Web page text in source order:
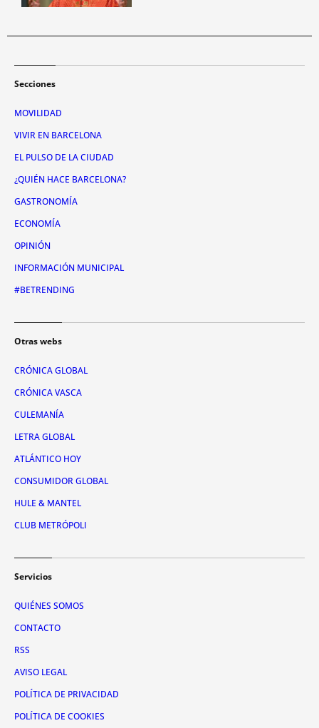
Secciones
MOVILIDAD
VIVIR EN BARCELONA
EL PULSO DE LA CIUDAD
¿QUIÉN HACE BARCELONA?
GASTRONOMÍA
ECONOMÍA
OPINIÓN
INFORMACIÓN MUNICIPAL
#BETRENDING
Otras webs
CRÓNICA GLOBAL
CRÓNICA VASCA
CULEMANÍA
LETRA GLOBAL
ATLÁNTICO HOY
CONSUMIDOR GLOBAL
HULE & MANTEL
CLUB METRÓPOLI
Servicios
QUIÉNES SOMOS
CONTACTO
RSS
AVISO LEGAL
POLÍTICA DE PRIVACIDAD
POLÍTICA DE COOKIES